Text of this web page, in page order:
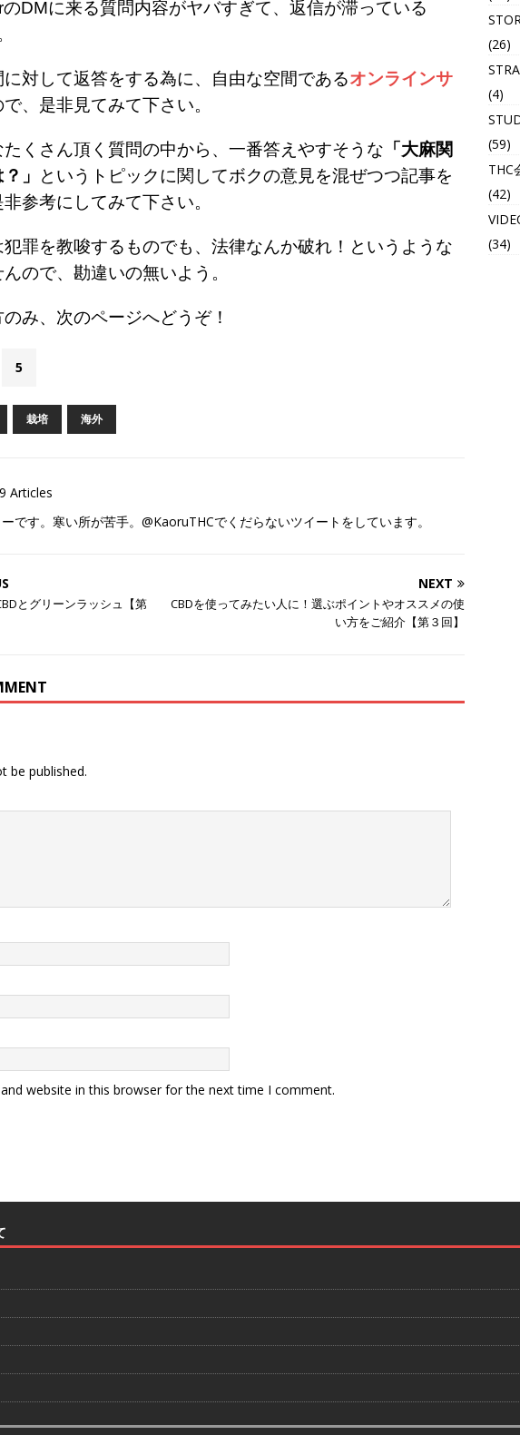
DMに来る質問内容がヤバすぎて、返信が滞っている
対して返答をする為に、自由な空間であるオンラインサ
、是非見てみて下さい。
くさん頂く質問の中から、一番答えやすそうな 「大麻関
」
というトピックに関してボクの意見を混ぜつつ記事を
参考にしてみて下さい。
罪を教唆するものでも、法律なんか破れ！というような
ので、勘違いの無いよう。
み、次のページへどうぞ！
5
栽培 海外
Articles
です。寒い所が苦手。@KaoruTHCでくだらないツイートをしています。
とグリーンラッシュ【第
NEXT
CBDを使ってみたい人に！選ぶポイントやオススメの使
い方をご紹介【第３回】
be published.
website in this browser for the next time I comment.
(26)
(4)
(59)
THC
(42)
(34)